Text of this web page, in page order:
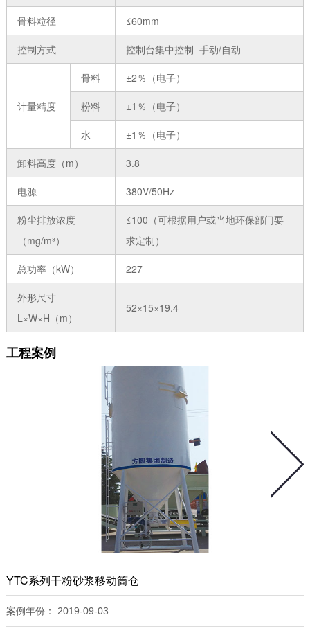
骨料粒径 ≤60mm
控制方式 控制台集中控制 手动/自动
计量精度
骨料 ±2％（电子）
粉料 ±1％（电子）
水 ±1％（电子）
卸料高度（m） 3.8
电源 380V/50Hz
粉尘排放浓度
（mg/m³）
≤100（可根据用户或当地环保部门要
求定制）
总功率（kW） 227
外形尺寸
L×W×H（m）
52×15×19.4
工程案例
YTC系列干粉砂浆移动筒仓
案例年份： 2019-09-03